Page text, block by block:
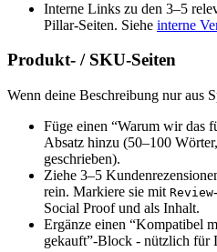
Interne Links zu den 3–5
Pillar-Seiten. Siehe interne
Produkt- / SKU-Seiten
Wenn deine Beschreibung nur aus
Füge einen “Warum wir das
Absatz hinzu (50–100
geschrieben).
Ziehe 3–5
rein. Markiere sie mit Review
Social Proof und als Inhalt.
Ergänze einen “Kompatibel
gekauft”-Block - nützlich für